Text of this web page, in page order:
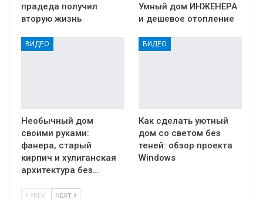
прадеда получил
вторую жизнь
Умный дом ИНЖЕНЕРА
и дешевое отопление
ВИДЕО
Необычный дом
своими руками:
фанера, старый
кирпич и хулиганская
архитектура без…
ВИДЕО
Как сделать уютный
дом со светом без
теней: обзор проекта
Windows
PREV NEXT